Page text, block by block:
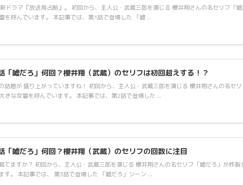
ドラマ『放送局占拠』。 初回から、主人公・武蔵三郎を演じる 櫻井翔さんの名セリフ「
を呼んでいます。 本記事では、第1話で登場した 「嘘 ...
「嘘だろ」何回？櫻井翔（武蔵）のセリフは初回超えする！？
話題が 盛り上がっていますね！ 初回から、主人公・武蔵三郎を演じる 櫻井翔さんの名セ
きな反響を呼んでいます。 本記事では、第2話で登場した ...
「嘘だろ」何回？櫻井翔（武蔵）のセリフの回数に注目
てますか？ 初回から、主人公・武蔵三郎を演じる 櫻井翔さんの名セリフ「嘘だろ」が炸裂
す。 本記事では、 第3話で登場した 「嘘だろ」シーン ...